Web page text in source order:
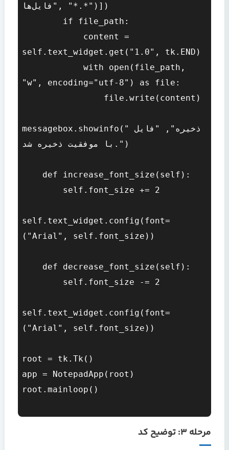
فایل‌ها", "*.*")])
self.text_widget.get("1.0", tk.END)
"w", encoding="utf-8") as file:
messagebox.showinfo("ذخیره", "فایل
با موفقیت ذخیره شد.")
self.text_widget.config(font=
("Arial", self.font_size))
self.text_widget.config(font=
("Arial", self.font_size))
root = tk.Tk()
app = NotepadApp(root)
root.mainloop()
مرحله ۳: توضیح کد